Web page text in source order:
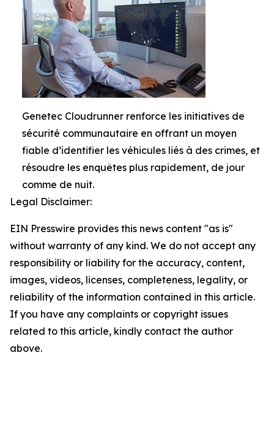
Genetec Cloudrunner renforce les initiatives de
sécurité communautaire en offrant un moyen
fiable d’identifier les véhicules liés à des crimes, et
résoudre les enquêtes plus rapidement, de jour
comme de nuit.
Legal Disclaimer:
EIN Presswire provides this news content "as is"
without warranty of any kind. We do not accept any
responsibility or liability for the accuracy, content,
images, videos, licenses, completeness, legality, or
reliability of the information contained in this article.
If you have any complaints or copyright issues
related to this article, kindly contact the author
above.